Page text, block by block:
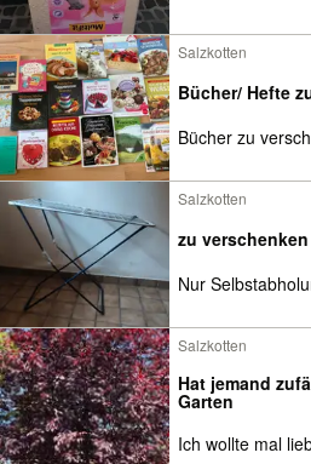
Salzkotten
Bücher/ Hefte
Bücher zu
Salzkotten
zu verschenken
Nur
Salzkotten
Hat jemand
Garten
Ich wollte mal